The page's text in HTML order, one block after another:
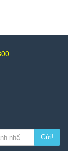
Gửi!